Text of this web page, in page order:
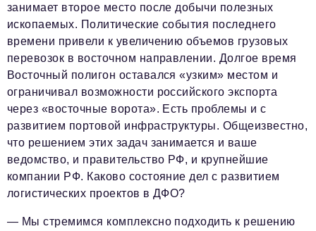
занимает второе место после добычи полезных
ископаемых. Политические события последнего
времени привели к увеличению объемов грузовых
перевозок в восточном направлении. Долгое время
Восточный полигон оставался «узким» местом и
ограничивал возможности российского экспорта
через «восточные ворота». Есть проблемы и с
развитием портовой инфраструктуры. Общеизвестно,
что решением этих задач занимается и ваше
ведомство, и правительство РФ, и крупнейшие
компании РФ. Каково состояние дел с развитием
логистических проектов в ДФО?
— Мы стремимся комплексно подходить к решению